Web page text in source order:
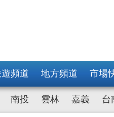
頻道 地方頻道 市場
南投 雲林 嘉義 台